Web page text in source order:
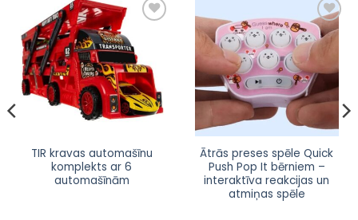
Pievienot
sarakstam
TIR kravas automašīnu
komplekts ar 6
automašīnām
Pievienot
sarakstam
Ātrās preses spēle Quick
Push Pop It bērniem –
interaktīva reakcijas un
atmiņas spēle